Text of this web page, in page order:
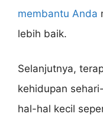
membantu Anda
lebih baik.
Selanjutnya,
kehidupan
hal-hal kecil